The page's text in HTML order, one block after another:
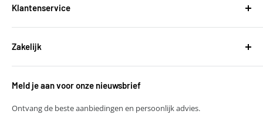
De Wel 34a
BTW: NL850118931B01
T+31 (0)30 6777775
Everkoop@harvestbv.nl
Klantenservice
Over ons
Bestellen en leveringen
Betalen
Retourneren
Zakelijk
Zakelijke klant worden
Samenwerkingsmogelijkheden
Meld je aan voor onze nieuwsbrief
Ontvang de beste aanbiedingen en persoonlijk advies.